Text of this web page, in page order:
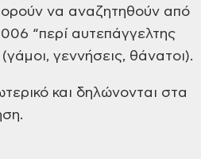
να αναζητηθούν από
“περί αυτεπάγγελτης
γεννήσεις, θάνατοι).
και δηλώνονται στα